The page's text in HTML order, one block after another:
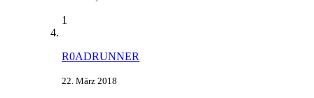
1
R0ADRUNNER
22. März 2018